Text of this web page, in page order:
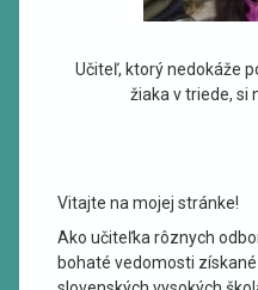
Učiteľ, ktorý nedokáže
žiaka v triede, si
Vitajte na mojej stránke!
Ako učiteľka rôznych
bohaté vedomosti